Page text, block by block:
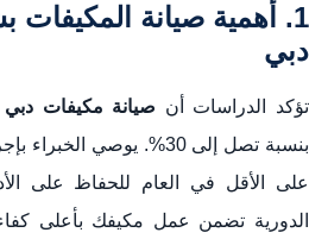
1. أهمية صيانة
دبي
تؤكد الدراسات أن صيانة مكيفات دبي
بنسبة تصل إلى 30%. يوصي
على الأقل في العام للحفاظ على
الدورية تضمن عمل مكيفك بأعلى